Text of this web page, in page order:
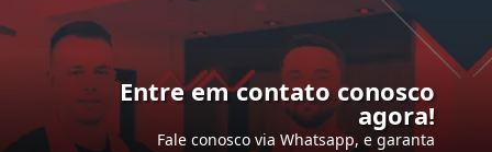
Entre em contato conosco
agora!
Fale conosco via Whatsapp, e garanta